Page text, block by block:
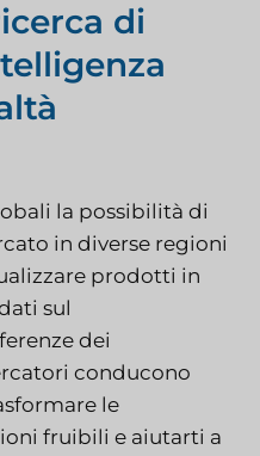
di
la possibilità di
in diverse regioni
prodotti in
sul
dei
conducono
le
fruibili e aiutarti a